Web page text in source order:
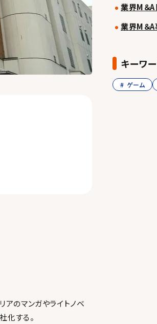
アのマンガやライトノベ
化する。
業界M＆A
業界M＆
キーワー
ゲーム